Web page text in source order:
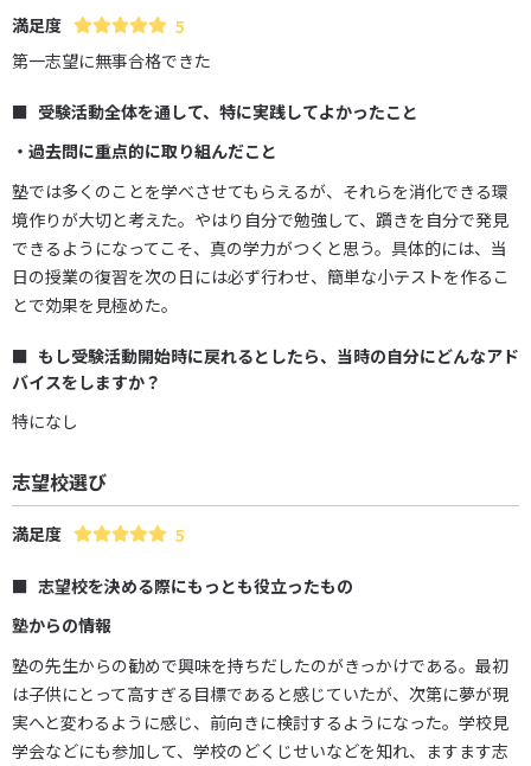
満足度
5
第一志望に無事合格できた
受験活動全体を通して、特に実践してよかったこと
・過去問に重点的に取り組んだこと
塾では多くのことを学べさせてもらえるが、それらを消化できる環
境作りが大切と考えた。やはり自分で勉強して、躓きを自分で発見
できるようになってこそ、真の学力がつくと思う。具体的には、当
日の授業の復習を次の日には必ず行わせ、簡単な小テストを作るこ
とで効果を見極めた。
もし受験活動開始時に戻れるとしたら、当時の自分にどんなアド
バイスをしますか？
特になし
志望校選び
満足度 5
志望校を決める際にもっとも役立ったもの
塾からの情報
塾の先生からの勧めで興味を持ちだしたのがきっかけである。最初
は子供にとって高すぎる目標であると感じていたが、次第に夢が現
実へと変わるように感じ、前向きに検討するようになった。学校見
学会などにも参加して、学校のどくじせいなどを知れ、ますます志